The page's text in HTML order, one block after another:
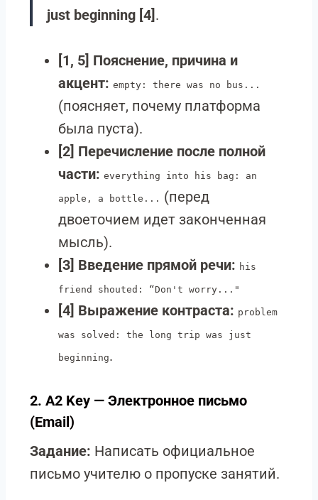
just beginning [4] .
[1, 5] Пояснение, причина и
акцент: empty: there was no bus...
(поясняет, почему платформа
была пуста).
[2] Перечисление после полной
части: everything into his bag: an
apple, a bottle... (перед
двоеточием идет законченная
мысль).
[3] Введение прямой речи: his
friend shouted: “Don't worry..."
[4] Выражение контраста: problem
was solved: the long trip was just
beginning.
2. A2 Key — Электронное письмо
(Email)
Задание: Написать официальное
письмо учителю о пропуске занятий.